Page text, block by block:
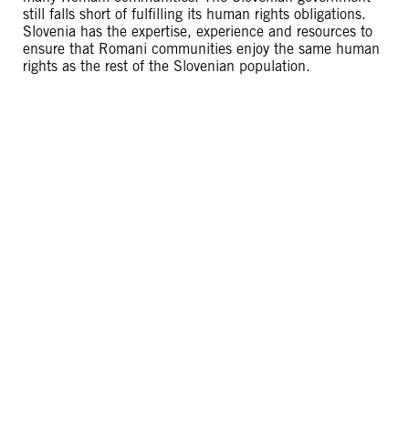
still falls short of fulfilling its human rights obligations.
Slovenia has the expertise, experience and resources to
ensure that Romani communities enjoy the same human
rights as the rest of the Slovenian population.